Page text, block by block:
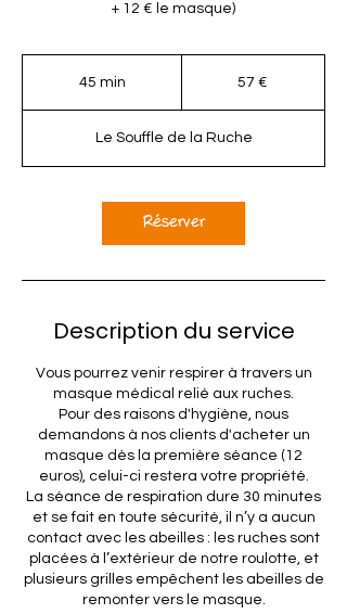
+ 12 € le masque)
45 min
i
n
57 €
Le Souffle de la Ruche
Réserver
Description du service
Vous pourrez venir respirer à travers un
masque médical relié aux ruches.
Pour des raisons d'hygiène, nous
demandons à nos clients d'acheter un
masque dès la première séance (12
euros), celui-ci restera votre propriété.
La séance de respiration dure 30 minutes
et se fait en toute sécurité, il n’y a aucun
contact avec les abeilles : les ruches sont
placées à l’extérieur de notre roulotte, et
plusieurs grilles empêchent les abeilles de
remonter vers le masque.